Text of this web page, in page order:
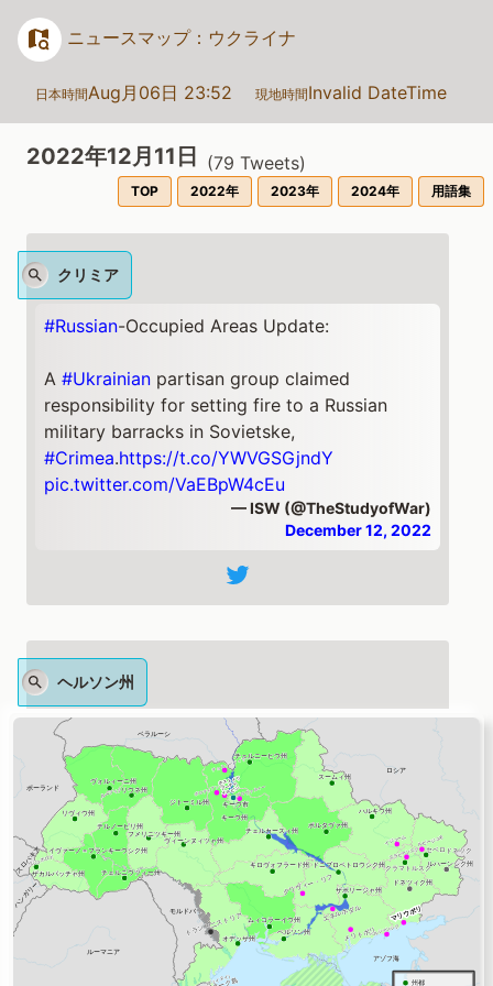
ニュースマップ：ウクライナ
日本時間Aug月06日 23:52 現地時間Invalid DateTime
2022年12月11日 (79 Tweets)
TOP 2022年 2023年 2024年 用語集
クリミア
#Russian-Occupied Areas Update:
A #Ukrainian partisan group claimed
responsibility for setting fire to a Russian
military barracks in Sovietske,
#Crimea.https://t.co/YWVGSGjndY
pic.twitter.com/VaEBpW4cEu
— ISW (@TheStudyofWar)
December 12, 2022
ヘルソン州
Southern Axis Update:#Russianand
#Ukrainian
sources claimed that Ukrainian
forces struck Skadovsk, Hola Prystan,
Oleshky, and Nova Kakhovka,
#Kherson
Oblast, all along major Russian logistics lines.
/1https://t.co/YWVGSGjndY
pic.twitter.com/ihySRAdKB5
— ISW (@TheStudyofWar)
December 12, 2022